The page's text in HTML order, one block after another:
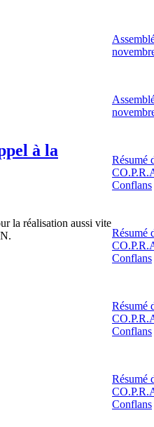
à la
la réalisation aussi vite
Résumé
Conflans
Résumé
Conflans
Résumé
Conflans
Résumé
Conflans